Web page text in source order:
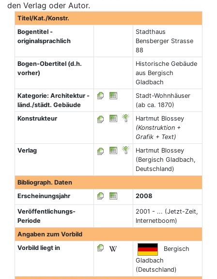
den Verlag oder Autor.
Titel/Kat./Konstr.
Bogentitel -
originalsprachlich
Stadthaus
Bensberger Strasse
88
Bogen-Obertitel (d.h.
vorher)
Historische Gebäude
aus Bergisch
Gladbach
Kategorie: Architektur -
länd./städt. Gebäude
Stadt-Wohnhäuser
(ab ca. 1870)
Konstrukteur
Hartmut Blossey
(Konstruktion +
Grafik + Text)
Verlag
Hartmut Blossey
(Bergisch Gladbach,
Deutschland)
Bibliograph. Daten
Erscheinungsjahr
2008
Veröffentlichungs-
Periode
2001 - ... (Jetzt-Zeit,
Internetboom)
Angaben zum Vorbild
Vorbild liegt in
Bergisch
Gladbach
(Deutschland)